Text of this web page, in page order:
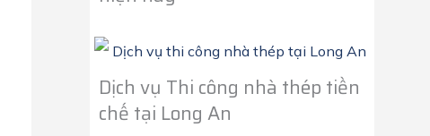
Dịch vụ Thi công nhà thép tiền
chế tại Long An